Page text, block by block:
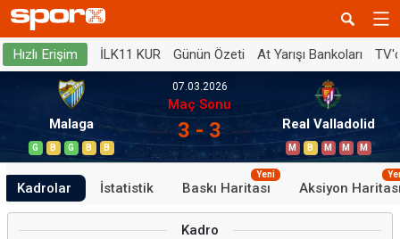
Hızlı Erişim İLK11 KUR Günün Özeti At Yarışı Bankoları
Malaga
G B G B B
07.03.2026
Maç Sonu
3 - 3 Real Valladolid
M B M M M
Kadrolar İstatistik Baskı Haritası
Yeni
Aksiyon
Kadro